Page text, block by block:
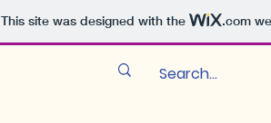
This site was designed with the .com